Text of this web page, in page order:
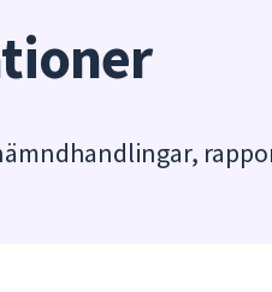
kommer
presenteras